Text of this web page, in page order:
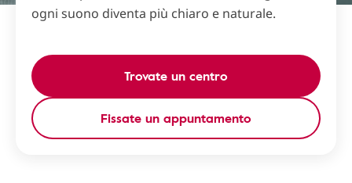
ogni suono diventa più chiaro e naturale.
Trovate un centro
Fissate un appuntamento